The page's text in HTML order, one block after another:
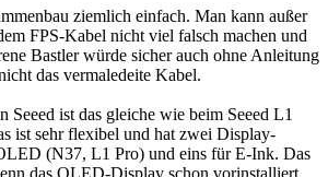
ziemlich einfach. Man kann außer
FPS-Kabel nicht viel falsch machen und
Bastler würde sicher auch ohne Anleitung
das vermaledeite Kabel.
Seeed ist das gleiche wie beim Seeed L1
ist sehr flexibel und hat zwei Display-
(N37, L1 Pro) und eins für E-Ink. Das